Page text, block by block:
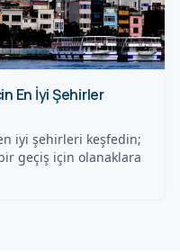
En İyi Şehirler
iyi şehirleri keşfedin;
geçiş için olanaklara